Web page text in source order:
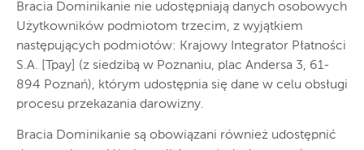
Bracia Dominikanie nie udostępniają danych osobowych
Użytkowników podmiotom trzecim, z wyjątkiem
następujących podmiotów: Krajowy Integrator Płatności
S.A. [Tpay] (z siedzibą w Poznaniu, plac Andersa 3, 61-
894 Poznań), którym udostępnia się dane w celu obsługi
procesu przekazania darowizny.
Bracia Dominikanie są obowiązani również udostępnić